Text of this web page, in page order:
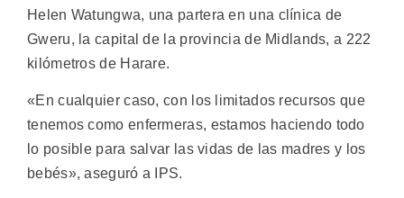
Helen Watungwa, una partera en una clínica de
Gweru, la capital de la provincia de Midlands, a 222
kilómetros de Harare.
«En cualquier caso, con los limitados recursos que
tenemos como enfermeras, estamos haciendo todo
lo posible para salvar las vidas de las madres y los
bebés», aseguró a IPS.